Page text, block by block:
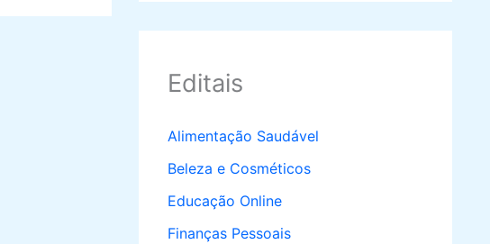
Editais
Alimentação Saudável
Beleza e Cosméticos
Educação Online
Finanças Pessoais